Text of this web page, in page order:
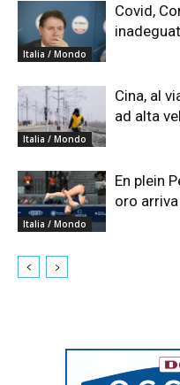
Italia / Mondo
Covid,
Italia / Mondo
Cina, al
ad alta
Italia / Mondo
En plein
oro